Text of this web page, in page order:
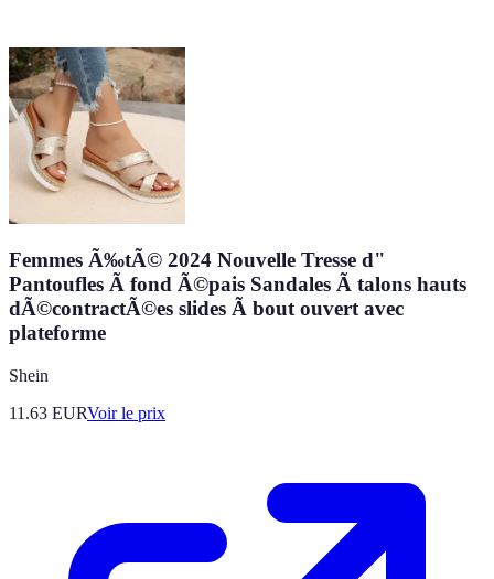
Femmes Ã‰tÃ© 2024 Nouvelle Tresse d"
Pantoufles Ã fond Ã©pais Sandales Ã talons hauts
dÃ©contractÃ©es slides Ã bout ouvert avec
plateforme
Shein
11.63 EURVoir le prix